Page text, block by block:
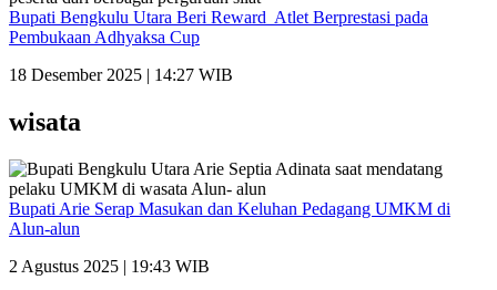
Bupati Bengkulu Utara Beri Reward Atlet Berprestasi pada
Pembukaan Adhyaksa Cup
18 Desember 2025 | 14:27 WIB
wisata
Bupati Arie Serap Masukan dan Keluhan Pedagang UMKM di
Alun-alun
2 Agustus 2025 | 19:43 WIB